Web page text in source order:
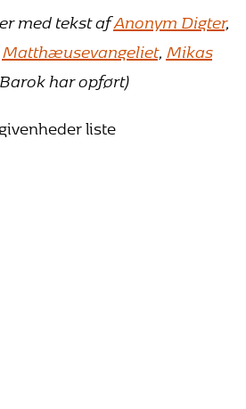
med tekst afAnonym Digter,
Matthæusevangeliet,Mikas
har opført)
liste